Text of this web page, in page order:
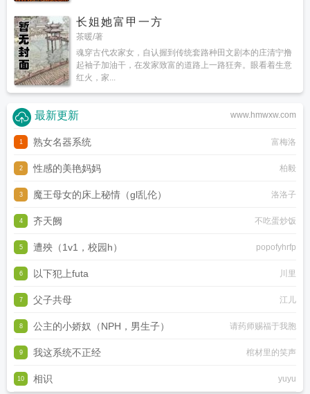
长姐她富甲一方
茶暖/著
魂穿古代农家女，自认握到传统套路种田文剧本的庄清宁撸
起袖子加油干，在发家致富的道路上一路狂奔。眼看着生意
红火，家...
www.hmwxw.com
最新更新
1 熟女名器系统 富梅洛
2 性感的美艳妈妈 柏毅
3 魔王母女的床上秘情（gl乱伦） 洛洛子
4 齐天阙 不吃蛋炒饭
5 遭殃（1v1，校园h） popofyhrfp
6 以下犯上futa 川里
7 父子共母 江儿
8 公主的小娇奴（NPH，男生子） 请药师赐福于我胞
9 我这系统不正经 棺材里的笑声
10 相识 yuyu